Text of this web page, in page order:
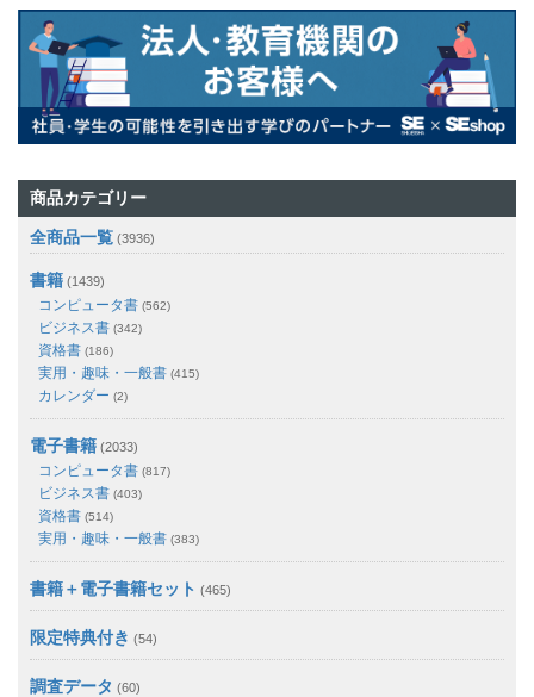
商品カテゴリー
全商品一覧 (3936)
書籍 (1439)
コンピュータ書 (562)
ビジネス書 (342)
資格書 (186)
実用・趣味・一般書 (415)
カレンダー (2)
電子書籍 (2033)
コンピュータ書 (817)
ビジネス書 (403)
資格書 (514)
実用・趣味・一般書 (383)
書籍＋電子書籍セット (465)
限定特典付き (54)
調査データ (60)